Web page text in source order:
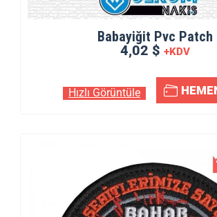
Babayiğit Pvc Patch
4,02 $ +KDV
Hızlı Görüntüle